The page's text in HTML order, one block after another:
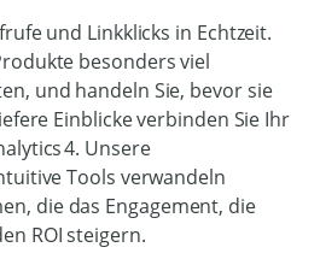
und Linkklicks in Echtzeit.
besonders viel
und handeln Sie, bevor sie
Einblicke verbinden Sie Ihr
4. Unsere
Tools verwandeln
die das Engagement, die
ROI steigern.